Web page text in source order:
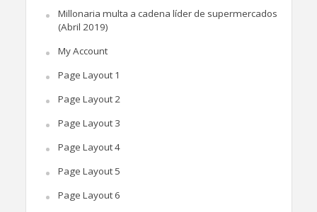
Millonaria multa a cadena líder de supermercados
(Abril 2019)
My Account
Page Layout 1
Page Layout 2
Page Layout 3
Page Layout 4
Page Layout 5
Page Layout 6